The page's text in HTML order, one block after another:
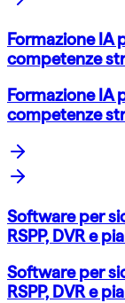
Formazione IA
competenze
Formazione IA
competenze
Software per
RSPP, DVR e
Software per
RSPP, DVR e